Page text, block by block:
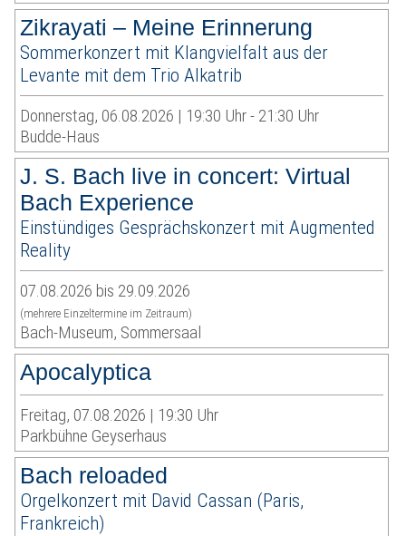
Zikrayati – Meine Erinnerung
Sommerkonzert mit Klangvielfalt aus der
Levante mit dem Trio Alkatrib
Donnerstag, 06.08.2026 | 19:30 Uhr - 21:30 Uhr
Budde-Haus
J. S. Bach live in concert: Virtual
Bach Experience
Einstündiges Gesprächskonzert mit Augmented
Reality
07.08.2026 bis 29.09.2026
(mehrere Einzeltermine im Zeitraum)
Bach-Museum, Sommersaal
Apocalyptica
Freitag, 07.08.2026 | 19:30 Uhr
Parkbühne Geyserhaus
Bach reloaded
Orgelkonzert mit David Cassan (Paris,
Frankreich)